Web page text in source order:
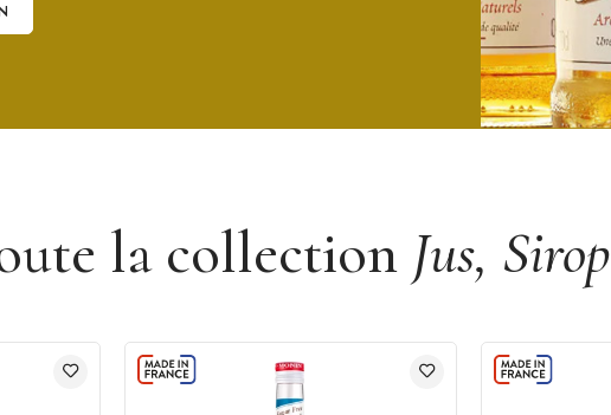
la collection Jus, Sirop